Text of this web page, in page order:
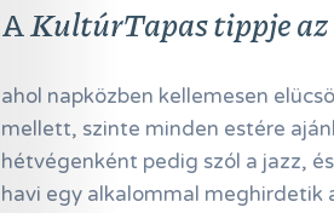
AKultúrTapas tippje az
ahol napközben kellemesen
mellett, szinte minden estére
hétvégenként pedig szól a jazz,
havi egy alkalommal meghirdetik